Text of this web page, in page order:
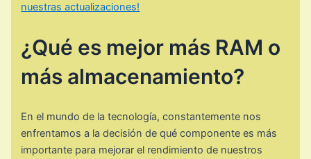
nuestras actualizaciones!
¿Qué es mejor más RAM o
más almacenamiento?
En el mundo de la tecnología, constantemente nos
enfrentamos a la decisión de qué componente es más
importante para mejorar el rendimiento de nuestros